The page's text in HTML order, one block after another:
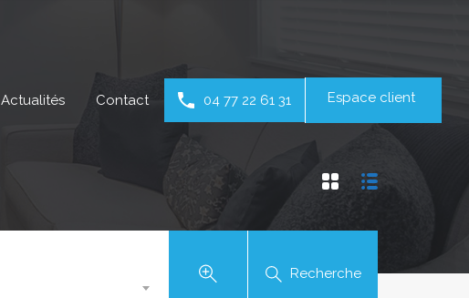
Actualités Contact 04 77 22 61 31 Espace client
Recherche